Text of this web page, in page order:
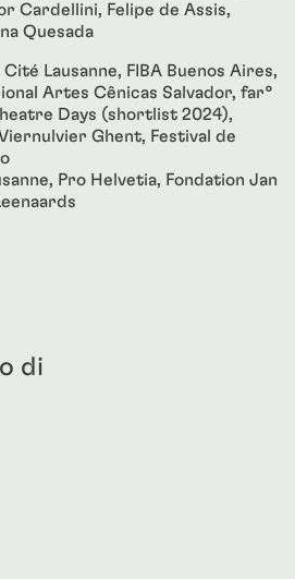
Cardellini, Felipe de Assis,
Quesada
Cité Lausanne, FIBA Buenos Aires,
Artes Cênicas Salvador, far°
Days (shortlist 2024),
Ghent, Festival de
Pro Helvetia, Fondation Jan
di